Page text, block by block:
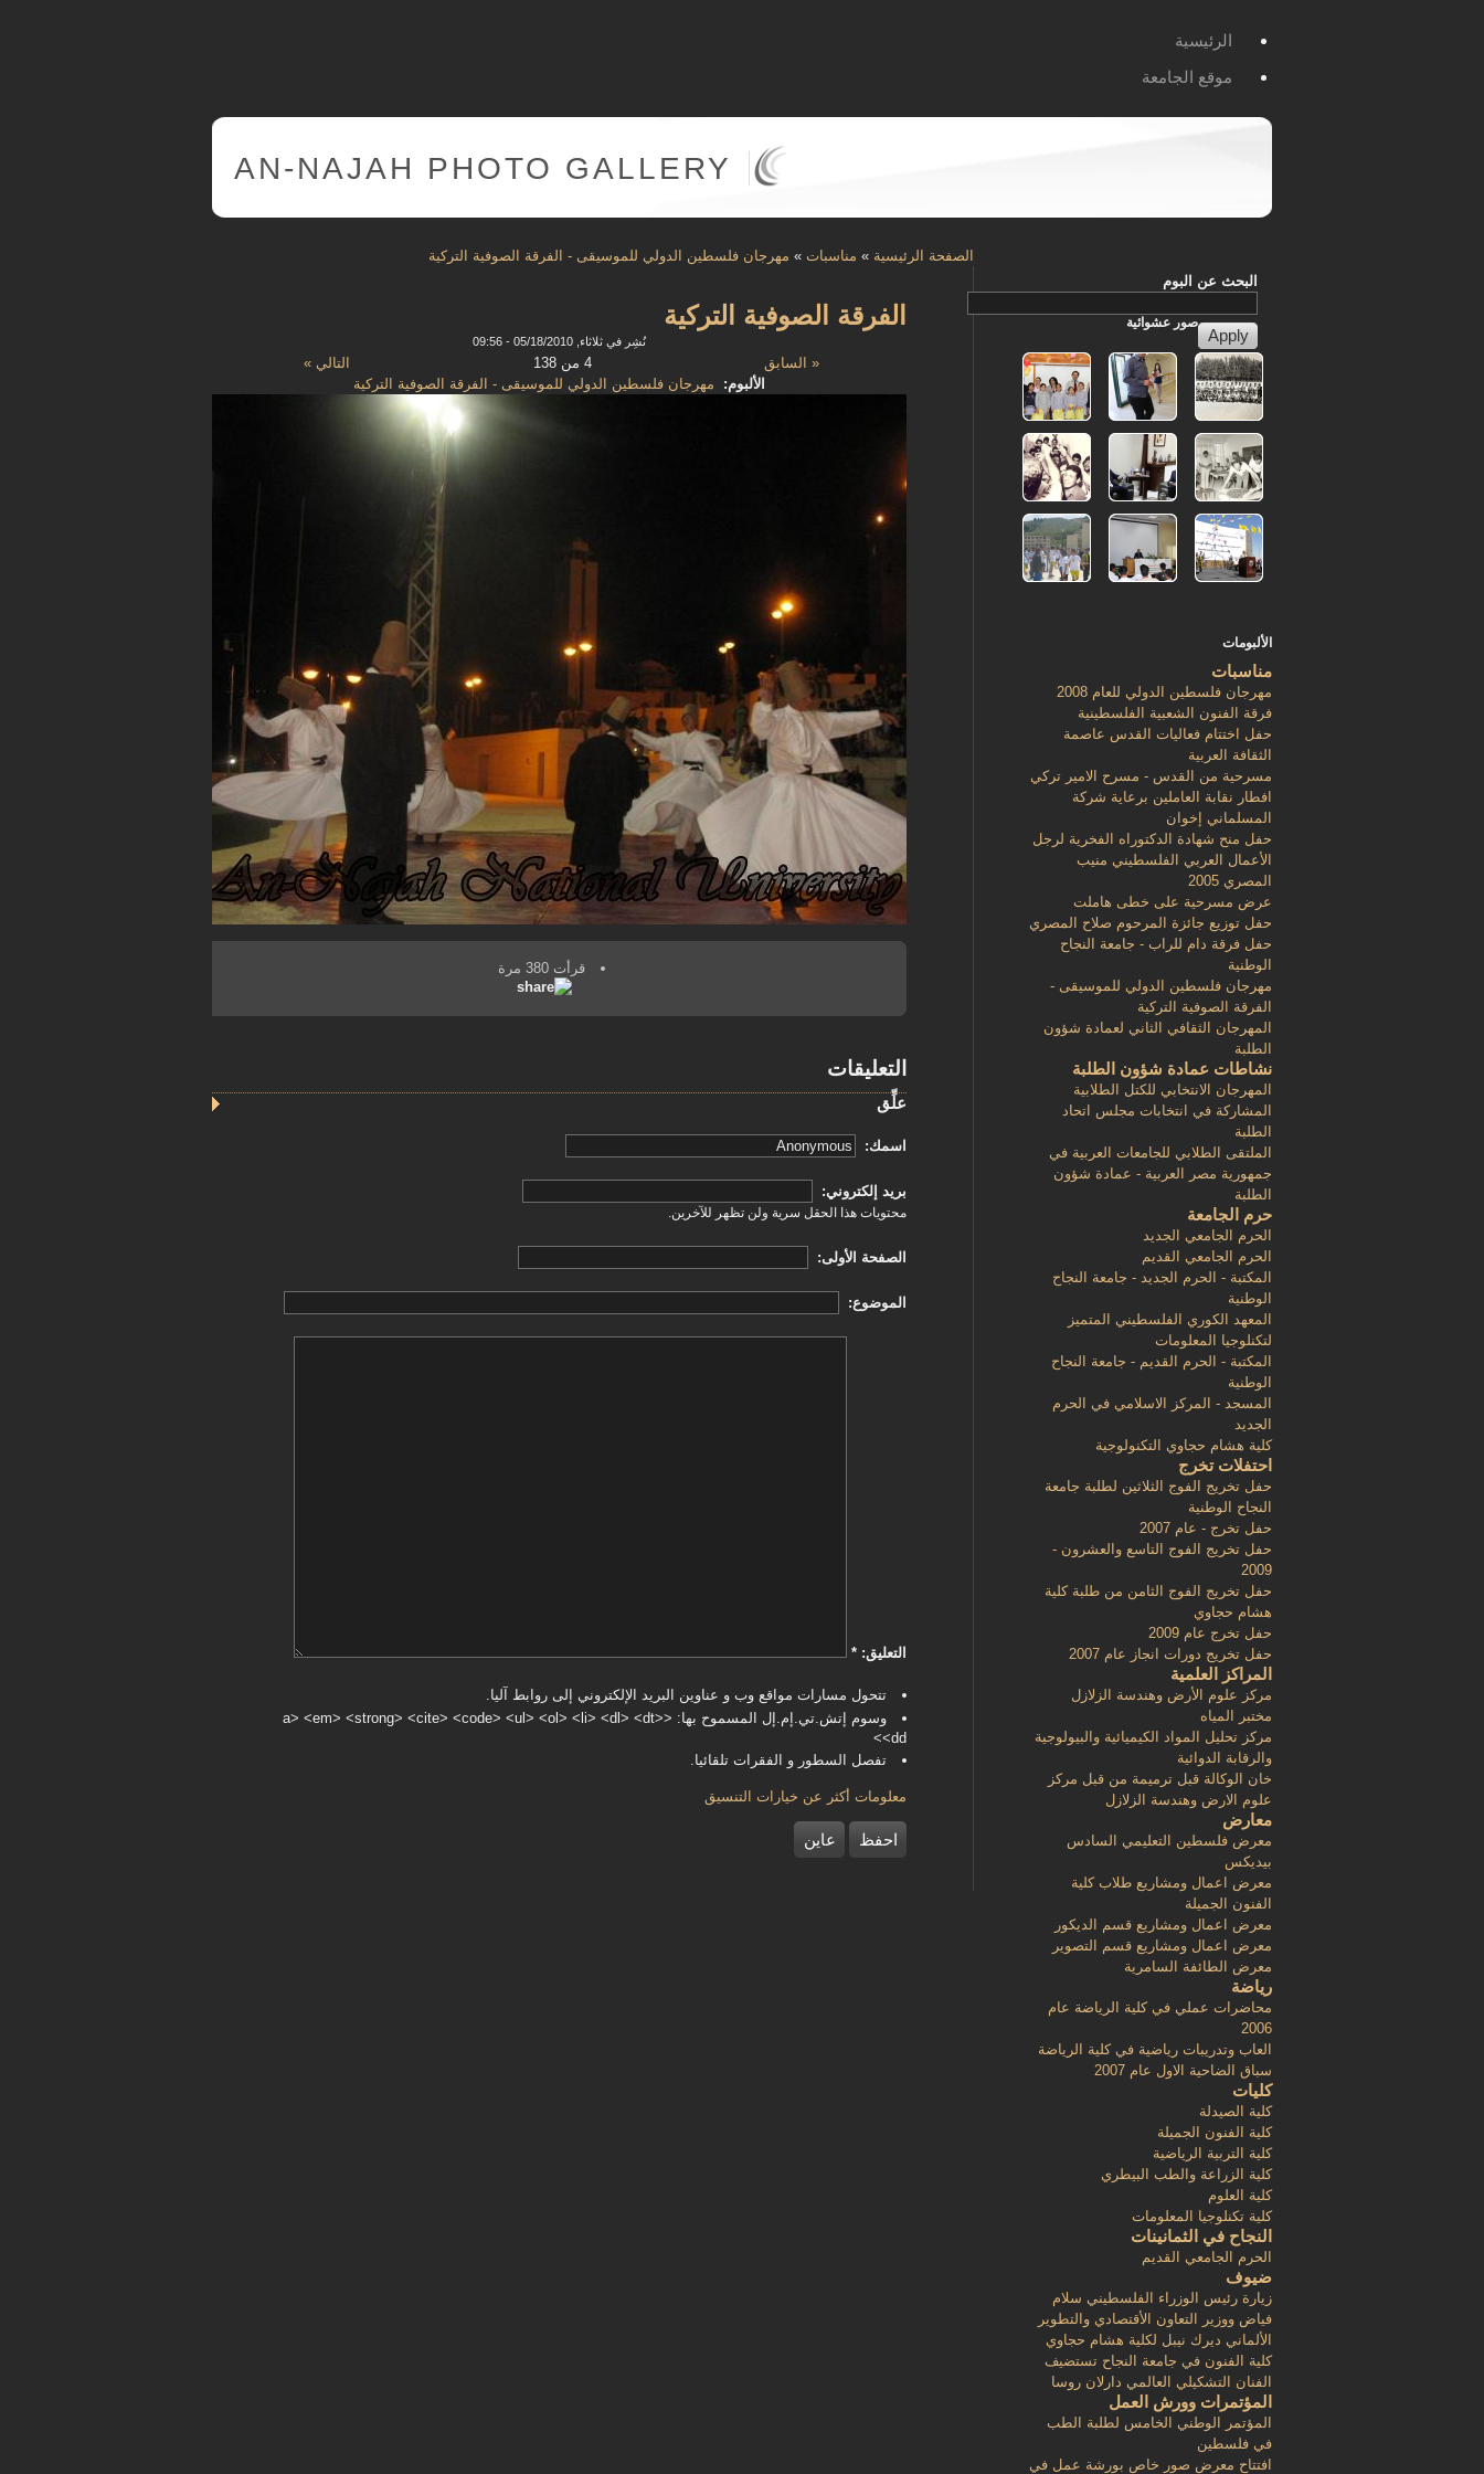
الرئيسية
موقع الجامعة
AN-NAJAH PHOTO GALLERY
الصفحة الرئيسية » مناسبات » مهرجان فلسطين الدولي للموسيقى - الفرقة الصوفية التركية
الفرقة الصوفية التركية
نُشِر في ثلاثاء, 05/18/2010 - 09:56
« السابق 4 من 138
التالي »
الألبوم:
مهرجان فلسطين الدولي للموسيقى - الفرقة الصوفية التركية
قرأت 380 مرة
التعليقات
علِّق
‏اسمك: ‏
‏بريد إلكتروني: ‏
محتويات هذا الحقل سرية ولن تظهر للآخرين.
‏الصفحة الأولى: ‏
‏الموضوع: ‏
‏التعليق: ‏ *
تتحول مسارات مواقع وب و عناوين البريد الإلكتروني إلى روابط آليا.
وسوم إتش.تي.إم.إل المسموح بها: <a> <em> <strong> <cite> <code> <ul> <ol> <li> <dl> <dt>
<dd>
تفصل السطور و الفقرات تلقائيا.
معلومات أكثر عن خيارات التنسيق
البحث عن البوم
صور عشوائية
الألبومات
مناسبات
مهرجان فلسطين الدولي للعام 2008
فرقة الفنون الشعبية الفلسطينية
حفل اختتام فعاليات القدس عاصمة
الثقافة العربية
مسرحية من القدس - مسرح الامير تركي
افطار نقابة العاملين برعاية شركة
المسلماني إخوان
حفل منح شهادة الدكتوراه الفخرية لرجل
الأعمال العربي الفلسطيني منيب
المصري 2005
عرض مسرحية على خطى هاملت
حفل توزيع جائزة المرحوم صلاح المصري
حفل فرقة دام للراب - جامعة النجاح
الوطنية
مهرجان فلسطين الدولي للموسيقى -
الفرقة الصوفية التركية
المهرجان الثقافي الثاني لعمادة شؤون
الطلبة
نشاطات عمادة شؤون الطلبة
المهرجان الانتخابي للكتل الطلابية
المشاركة في انتخابات مجلس اتحاد
الطلبة
الملتقى الطلابي للجامعات العربية في
جمهورية مصر العربية - عمادة شؤون
الطلبة
حرم الجامعة
الحرم الجامعي الجديد
الحرم الجامعي القديم
المكتبة - الحرم الجديد - جامعة النجاح
الوطنية
المعهد الكوري الفلسطيني المتميز
لتكنلوجيا المعلومات
المكتبة - الحرم القديم - جامعة النجاح
الوطنية
المسجد - المركز الاسلامي في الحرم
الجديد
كلية هشام حجاوي التكنولوجية
احتفلات تخرج
حفل تخريج الفوج الثلاثين لطلبة جامعة
النجاح الوطنية
حفل تخرج - عام 2007
حفل تخريج الفوج التاسع والعشرون -
2009
حفل تخريج الفوج الثامن من طلبة كلية
هشام حجاوي
حفل تخرج عام 2009
حفل تخريج دورات انجاز عام 2007
المراكز العلمية
مركز علوم الأرض وهندسة الزلازل
مختبر المياه
مركز تحليل المواد الكيميائية والبيولوجية
والرقابة الدوائية
خان الوكالة قبل ترميمة من قبل مركز
علوم الارض وهندسة الزلازل
معارض
معرض فلسطين التعليمي السادس
بيديكس
معرض اعمال ومشاريع طلاب كلية
الفنون الجميلة
معرض اعمال ومشاريع قسم الديكور
معرض اعمال ومشاريع قسم التصوير
معرض الطائفة السامرية
رياضة
محاضرات عملي في كلية الرياضة عام
2006
العاب وتدريبات رياضية في كلية الرياضة
سباق الضاحية الاول عام 2007
كليات
كلية الصيدلة
كلية الفنون الجميلة
كلية التربية الرياضية
كلية الزراعة والطب البيطري
كلية العلوم
كلية تكنلوجيا المعلومات
النجاح في الثمانينات
الحرم الجامعي القديم
ضيوف
زيارة رئيس الوزراء الفلسطيني سلام
فياض ووزير التعاون الأقتصادي والتطوير
الألماني ديرك نيبل لكلية هشام حجاوي
كلية الفنون في جامعة النجاح تستضيف
الفنان التشكيلي العالمي دارلان روسا
المؤتمرات وورش العمل
المؤتمر الوطني الخامس لطلبة الطب
في فلسطين
افتتاح معرض صور خاص بورشة عمل في